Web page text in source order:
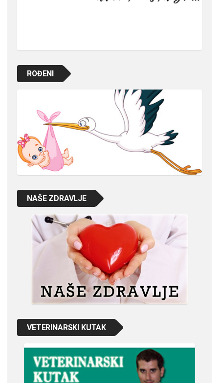
ROĐENI
NAŠE ZDRAVLJE
VETERINARSKI KUTAK